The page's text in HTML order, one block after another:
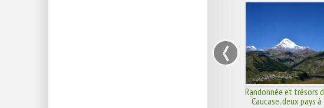
Randonnée et trésors
Caucase, deux pays à
‹